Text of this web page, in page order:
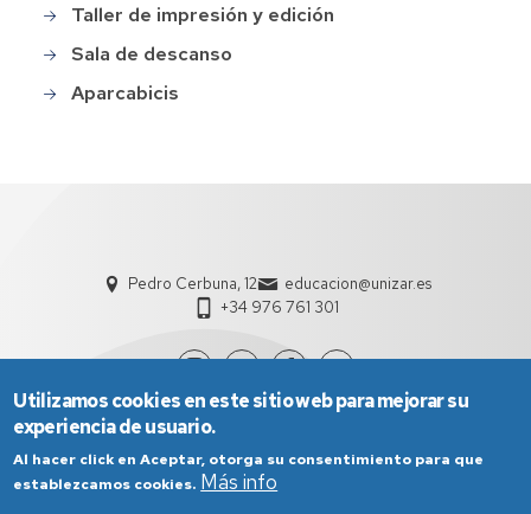
Taller de impresión y edición
Sala de descanso
Aparcabicis
Pedro Cerbuna, 12
educacion@unizar.es
+34 976 761 301
Utilizamos cookies en este sitio web para mejorar su
experiencia de usuario.
Al hacer click en Aceptar, otorga su consentimiento para que
establezcamos cookies. Más info